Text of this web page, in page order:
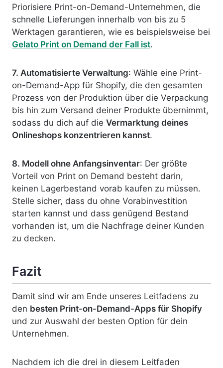
Priorisiere Print-on-Demand-Unternehmen, die
schnelle Lieferungen innerhalb von bis zu 5
Werktagen garantieren, wie es beispielsweise bei
Gelato Print on Demand der Fall ist.
7. Automatisierte Verwaltung: Wähle eine Print-
on-Demand-App für Shopify, die den gesamten
Prozess von der Produktion über die Verpackung
bis hin zum Versand deiner Produkte übernimmt,
sodass du dich auf die Vermarktung deines
Onlineshops konzentrieren kannst.
8. Modell ohne Anfangsinventar: Der größte
Vorteil von Print on Demand besteht darin,
keinen Lagerbestand vorab kaufen zu müssen.
Stelle sicher, dass du ohne Vorabinvestition
starten kannst und dass genügend Bestand
vorhanden ist, um die Nachfrage deiner Kunden
zu decken.
Fazit
Damit sind wir am Ende unseres Leitfadens zu
den besten Print-on-Demand-Apps für Shopify
und zur Auswahl der besten Option für dein
Unternehmen.
Nachdem ich die drei in diesem Leitfaden